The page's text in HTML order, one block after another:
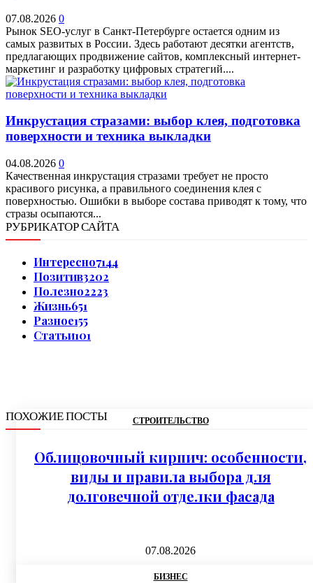
07.08.2026 0
Рынок SEO-услуг в Санкт-Петербурге остается одним из
самых развитых в России. Здесь работают десятки агентств,
предлагающих продвижение сайтов, комплексный интернет-
маркетинг и разработку цифровых стратегий....
Инкрустация стразами: выбор клея, подготовка
поверхности и техника выкладки
04.08.2026 0
Качественная инкрустация стразами требует не просто
красивого рисунка, а правильного соединения клея с
поверхностью. Ошибки в выборе состава приводят к тому, что
стразы осыпаются...
РУБРИКАТОР САЙТА
Интересно7144
Позитив3202
Полезно2223
Жизнь651
Разное155
Статьи101
ПОХОЖИЕ ПОСТЫ СТРОИТЕЛЬСТВО
Облицовочный кирпич: особенности,
виды и правила выбора для
долговечной отделки фасада
07.08.2026
БИЗНЕС